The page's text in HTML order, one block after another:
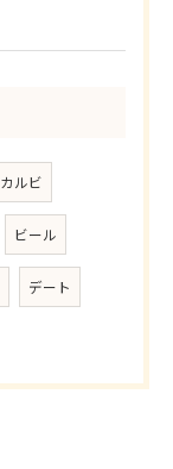
カルビ
ビール
デート